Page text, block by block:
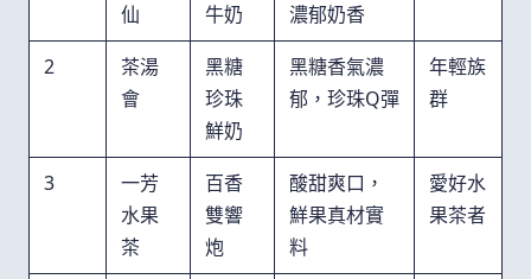
仙
牛奶
濃郁奶香
2
茶湯
會
黑糖
珍珠
鮮奶
黑糖香氣濃
郁，珍珠Q彈
年輕族
群
3
一芳
水果
茶
百香
雙響
炮
酸甜爽口，
鮮果真材實
料
愛好水
果茶者